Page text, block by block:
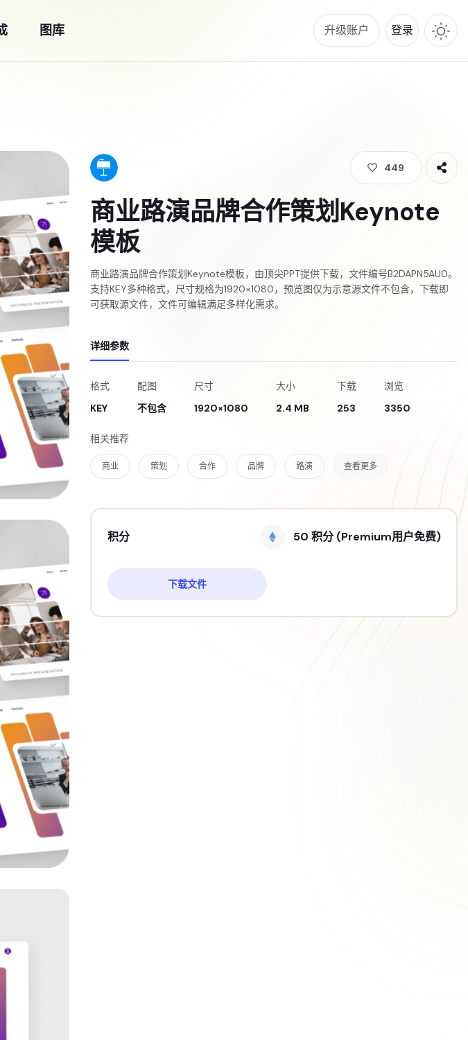
图库 升级账户 登录
449
商业路演品牌合作策划Keynote
模板
商业路演品牌合作策划Keynote模板，由顶尖PPT提供下载，文件编号B2DAPN5AU0。
支持KEY多种格式，尺寸规格为1920×1080，预览图仅为示意源文件不包含，下载即
可获取源文件，文件可编辑满足多样化需求。
详细参数
格式
KEY
配图
不包含
尺寸
1920×1080
大小
2.4 MB
下载
253
浏览
3350
相关推荐
商业 策划 合作 品牌 路演 查看更多
积分 50 积分 (Premium用户免费)
下载文件